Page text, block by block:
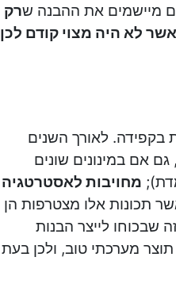
מיישמים את ההבנה שרק
לא היה מצוי קודם לכן
לאורך השנים
אם במינונים שונים
מחויבות לאסטרטגיה
תכונות אלו מצטרפות הן
שבכוחו לייצר הבנות
מערכתי טוב, ולכן בעת